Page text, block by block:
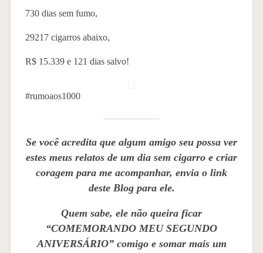
730 dias sem fumo,
29217 cigarros abaixo,
R$ 15.339 e 121 dias salvo!
#rumoaos1000
Se você acredita que algum amigo seu possa ver
estes meus relatos de um dia sem cigarro e criar
coragem para me acompanhar, envia o link
deste Blog para ele.
Quem sabe, ele não queira ficar
“COMEMORANDO MEU SEGUNDO
ANIVERSÁRIO” comigo e somar mais um